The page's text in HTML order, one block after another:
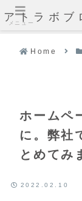
アトラボブ
Home
ホームペ
に。弊社
とめてみ
2022.02.10
メニュー